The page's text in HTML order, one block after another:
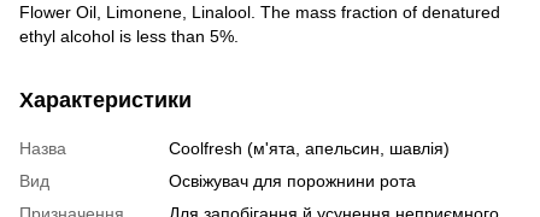
Flower Oil, Limonene, Linalool. The mass fraction of denatured
ethyl alcohol is less than 5%.
Характеристики
Назва
Coolfresh (м'ята, апельсин, шавлія)
Вид
Освіжувач для порожнини рота
Призначення
Для запобігання й усунення неприємного